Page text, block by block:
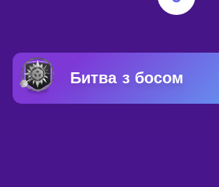
Битва з босом